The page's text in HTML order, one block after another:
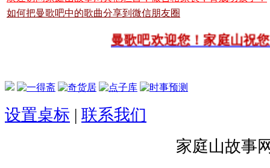
如何把曼歌吧中的歌曲分享到微信朋友圈
曼歌吧欢迎您！家庭山祝您
设置桌标 | 联系我们
家庭山故事